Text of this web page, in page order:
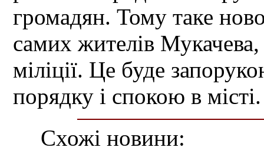
громадян. Тому таке
самих жителів Мукачева,
міліції. Це буде
порядку і спокою в місті.
Схожі новини: